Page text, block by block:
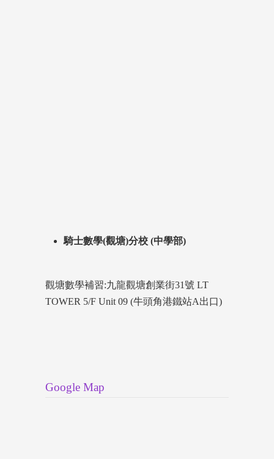
騎士數學(觀塘)分校 (中學部)
觀塘數學補習:九龍觀塘創業街31號 LT
TOWER 5/F Unit 09 (牛頭角港鐵站A出口)
Google Map